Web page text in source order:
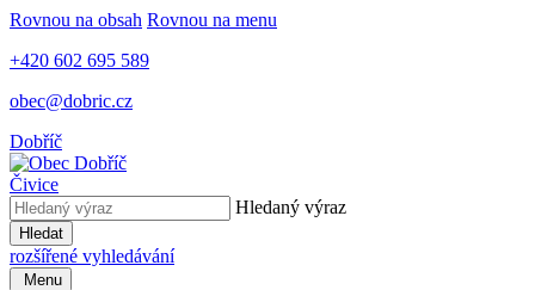
Rovnou na obsah Rovnou na menu
+420 602 695 589
obec@dobric.cz
Dobříč
Čivice
Hledaný výraz
Hledat
rozšířené vyhledávání
Menu